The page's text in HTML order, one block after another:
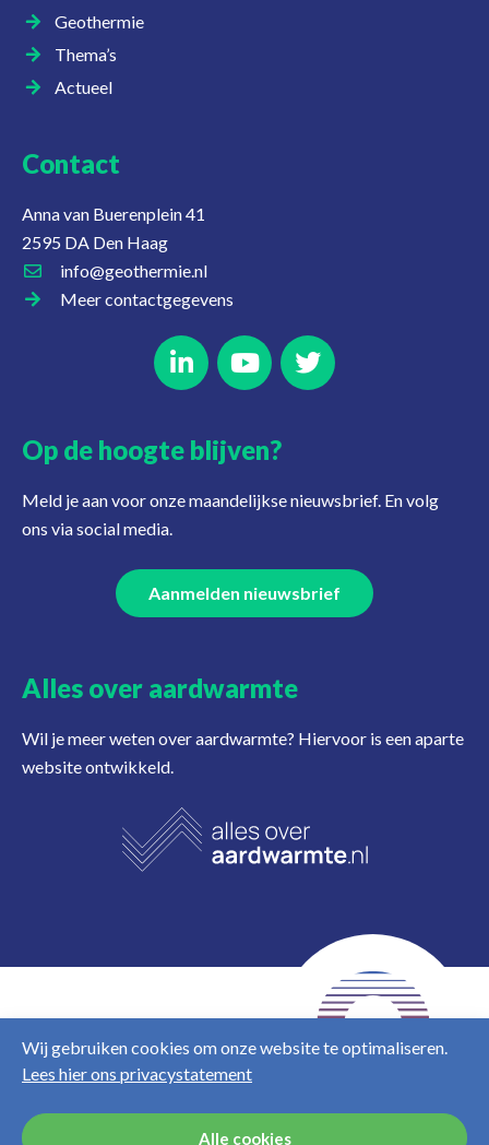
Wij gebruiken cookies om onze website te optimaliseren.
Lees hier ons privacystatement
Alle cookies
Geothermie
Thema’s
Actueel
Contact
Anna van Buerenplein 41
2595 DA Den Haag
info@geothermie.nl
Meer contactgegevens
Op de hoogte blijven?
Meld je aan voor onze maandelijkse nieuwsbrief. En volg
ons via social media.
Aanmelden nieuwsbrief
Alles over aardwarmte
Wil je meer weten over aardwarmte? Hiervoor is een aparte
website ontwikkeld.
NL EN
cookies